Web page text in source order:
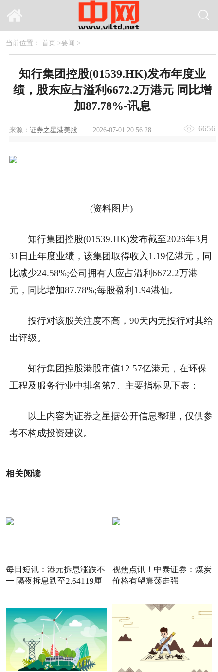
当前位置： 首页 >要闻 >
知行集团控股(01539.HK)发布年度业
绩，股东应占溢利6672.2万港元 同比增
加87.78%-讯息
来源： 证券之星港美股 2026-07-01 20:56:28 6656
(资料图片)
知行集团控股(01539.HK)发布截至2026年3月
31日止年度业绩，该集团取得收入1.19亿港元，同
比减少24.58%;公司拥有人应占溢利6672.2万港
元，同比增加87.78%;每股盈利1.94港仙。
投行对该股关注度不高，90天内无投行对其给
出评级。
知行集团控股港股市值12.57亿港元，在环保
工程及服务行业中排名第7。主要指标见下表：
以上内容为证券之星据公开信息整理，仅供参
考不构成投资建议。
相关阅读
每日短讯：港元拆息涨跌不
一 隔夜拆息跌至2.64119厘
视焦点讯！中泰证券：煤炭
价格有望震荡走强